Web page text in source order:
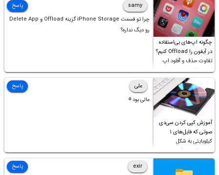
چگونه اپ‌های بی‌استفاده
در آیفون را Offload کنیم؟
تفاوت حذف و آفلود اپ
چیست؟
samy
چرا تو قسمت iPhone Storage گزینه Offload و Delete App
رو دیگ نداره؟
پاسخ
آموزش کپی کردن سی‌دی
صوتی که فایل‌های ۱
کیلوبایتی به شکل
شورت‌کات در آن موجود
است!
علی
عالی بود⚘
پاسخ
exir
پاسخ